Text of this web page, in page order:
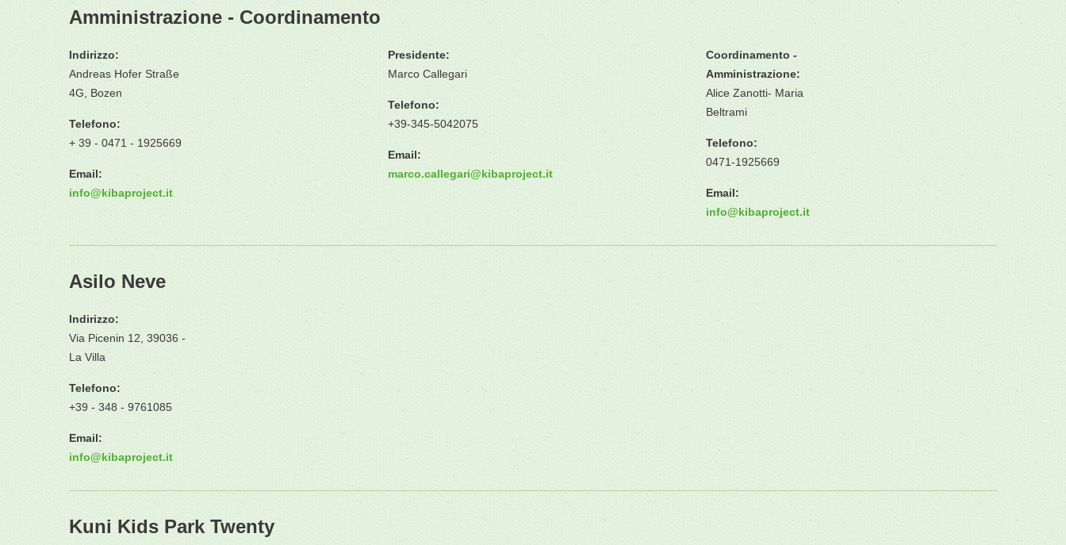
Amministrazione - Coordinamento
Indirizzo:
Andreas Hofer Straße
4G, Bozen
Telefono:
+ 39 - 0471 - 1925669
Email:
info@kibaproject.it
Presidente:
Marco Callegari
Telefono:
+39-345-5042075
Email:
marco.callegari@kibaproject.it
Coordinamento -
Amministrazione:
Alice Zanotti- Maria
Beltrami
Telefono:
0471-1925669
Email:
info@kibaproject.it
Asilo Neve
Indirizzo:
Via Picenin 12, 39036 -
La Villa
Telefono:
+39 - 348 - 9761085
Email:
info@kibaproject.it
Kuni Kids Park Twenty